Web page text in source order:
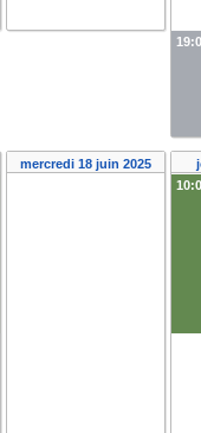
mercredi 18 juin 2025